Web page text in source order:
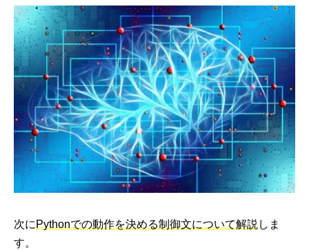
次にPythonでの動作を決める制御文について解説しま
す。